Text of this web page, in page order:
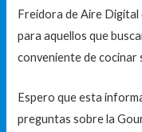
Freidora de Aire
para aquellos que
conveniente de cocinar
Espero que esta
preguntas sobre la